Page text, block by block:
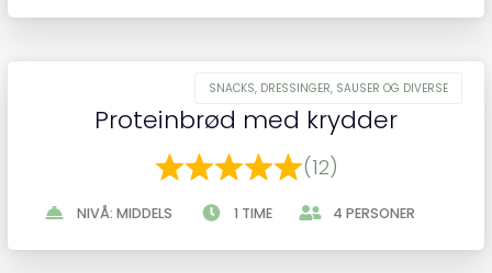
Proteinbrød med krydder
(12)
NIVÅ: MIDDELS 1 TIME 4 PERSONER